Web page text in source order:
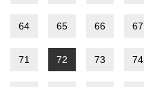
64 65 66 67
71 72 73 74